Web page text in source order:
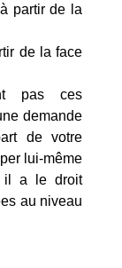
partir de la
de la face
pas ces
demande
de votre
lui-même
il a le droit
au niveau